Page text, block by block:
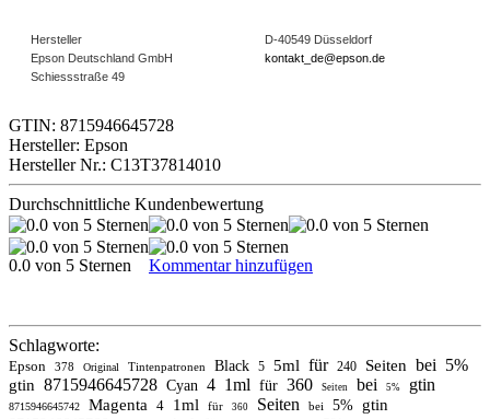
Hersteller
Epson Deutschland GmbH
Schiessstraße 49
D-40549 Düsseldorf
kontakt_de@epson.de
GTIN: 8715946645728
Hersteller: Epson
Hersteller Nr.: C13T37814010
Durchschnittliche Kundenbewertung
0.0 von 5 Sternen Kommentar hinzufügen
Schlagworte:
Epson 378 Original Tintenpatronen Black 5 5ml für 240 Seiten bei 5%
gtin 8715946645728 Cyan 4 1ml für 360 Seiten bei 5% gtin
8715946645742 Magenta 4 1ml für 360 Seiten bei 5% gtin